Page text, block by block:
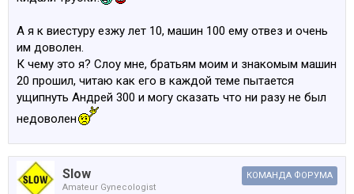
А я к виестуру езжу лет 10, машин 100 ему отвез и очень
им доволен.
К чему это я? Слоу мне, братьям моим и знакомым машин
20 прошил, читаю как его в каждой теме пытается
ущипнуть Андрей 300 и могу сказать что ни разу не был
недоволен
Slow
Amateur Gynecologist
КОМАНДА ФОРУМА